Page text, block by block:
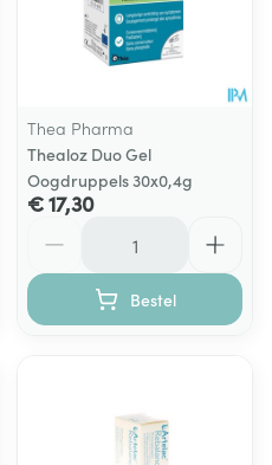
Thea Pharma
Thealoz Duo Gel
Oogdruppels 30x0,4g
€ 17,30
Bestel